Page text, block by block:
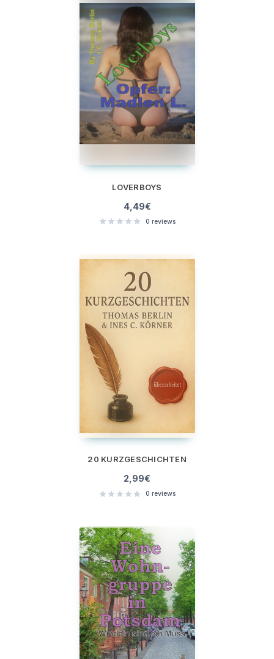
LOVERBOYS
4,49€
0 reviews
20 KURZGESCHICHTEN
2,99€
0 reviews